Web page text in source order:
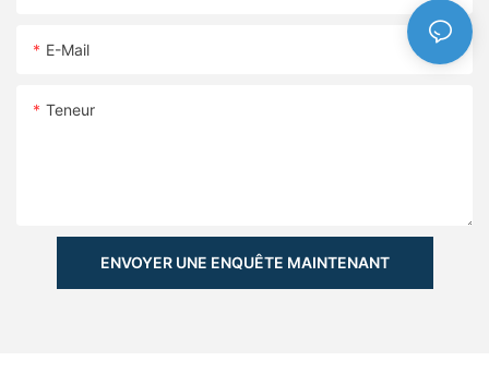
E-Mail
Teneur
ENVOYER UNE ENQUÊTE MAINTENANT